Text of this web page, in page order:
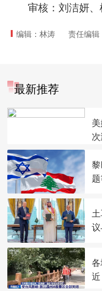
审核：刘洁妍、
编辑：林涛 责任编辑
最新推荐
各